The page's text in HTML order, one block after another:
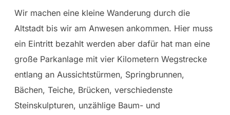
Wir machen eine kleine Wanderung durch die
Altstadt bis wir am Anwesen ankommen. Hier muss
ein Eintritt bezahlt werden aber dafür hat man eine
große Parkanlage mit vier Kilometern Wegstrecke
entlang an Aussichtstürmen, Springbrunnen,
Bächen, Teiche, Brücken, verschiedenste
Steinskulpturen, unzählige Baum- und